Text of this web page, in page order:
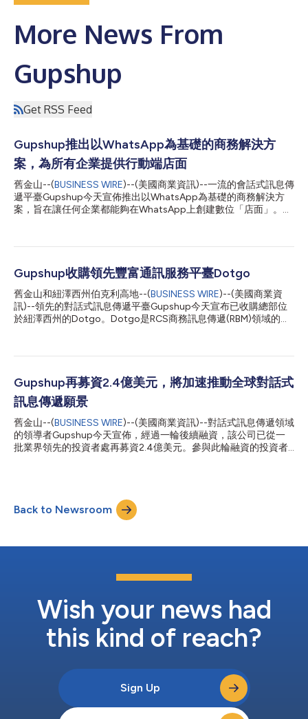
More News From
Gupshup
Get RSS Feed
Gupshup推出以WhatsApp為基礎的商務解決方
案，為所有企業提供行動端店面
舊金山--(BUSINESS WIRE)--(美國商業資訊)--一流的會話式訊息傳
遞平臺Gupshup今天宣佈推出以WhatsApp為基礎的商務解決方
案，旨在讓任何企業都能夠在WhatsApp上創建數位「店面」。企
幫助企業管理WhatsApp上的完整購買體驗。WhatsApp的每月活
的會話式商務平臺。這款功能齊全的商務解決方案還利用了
Gupshup最近推出的一鍵式帳單支付功能，使企業能夠透過
WhatsApp和其他訊息傳遞應用程式收款。 借助Gupshup以
WhatsApp為基礎的商務解決方案，企業可以在WhatsApp上創建
產品目錄，利用能與客戶交談的人工智慧聊天機器人來發現客戶的
簡便地透過商店目錄展示自己的產品。 這些功能使企業能夠透過
Gupshup收購領先豐富通訊服務平臺Dotgo
舊金山和紐澤西州伯克利高地--(BUSINESS WIRE)--(美國商業資
訊)--領先的對話式訊息傳遞平臺Gupshup今天宣布已收購總部位
於紐澤西州的Dotgo。Dotgo是RCS商務訊息傳遞(RBM)領域的全
傳遞的發展。作為Google、Mavenir、Synchronoss、Vodafone
時經營全球首屈一指的RBM中心，為世界各地的RCS用戶提供覆蓋
全球的連接。具備獨特優勢的Dotgo幫助各大品牌透過簡單的
API，將RCS管道整合到與客戶進行通訊的工具中，廣泛覆蓋銷
售、支援、服務等各個業務流程。 Dotgo的創始團隊在技術創新
領域深耕已久，已從IIT Startups加速器的第6期加速營順利畢業。
隨著RCS在北美、歐洲、印度、巴西和奈及利亞的日趨普及，
Dotgo在2021年取得了飛速成長。Dotgo與Google Jibe平臺合力
Gupshup再募資2.4億美元，將加速推動全球對話式
訊息傳遞願景
舊金山--(BUSINESS WIRE)--(美國商業資訊)--對話式訊息傳遞領域
的領導者Gupshup今天宣佈，經過一輪後續融資，該公司已從一
批業界領先的投資者處再募資2.4億美元。參與此輪融資的投資者
下管理的一些客戶、White Oak、Neeraj Arora等。在本輪融資
前，Gupshup已於今年4月份向Tiger Global募資1億美元，公司估
值14億美元。 Gupshup將使用該筆資金繼續實施其願景，並從現
資於產品創新，以協助推動數位商務，並在全球行動優先的經濟體
機。公司稍早時宣佈將擴充行政團隊，同時在企業發展、國際業務
Back to Newsroom
Wish your news had
this kind of reach?
Sign Up